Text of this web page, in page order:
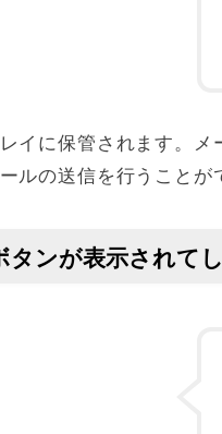
イに保管されます。
ルの送信を行うことが
タンが表示されて